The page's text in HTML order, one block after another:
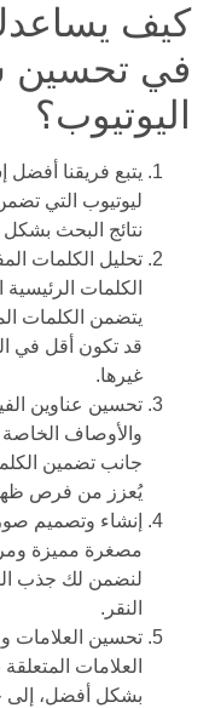
في تحسين
اليوتيوب؟
يتبع فريقنا
ليوتيوب التي
نتائج البحث بشكل
تحليل الكلمات
الكلمات الرئيسية
يتضمن الكلمات
قد تكون أقل في
غيرها.
تحسين عناوين
والأوصاف
جانب تضمين
يُعزز من فرص
إنشاء وتصميم
مصغرة مميزة
لنضمن لك جذب
النقر.
تحسين العلامات
العلامات
بشكل أفضل، إلى